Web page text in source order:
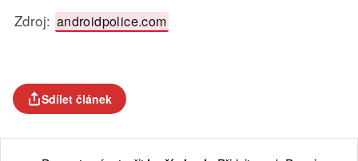
Zdroj: androidpolice.com
Sdílet článek